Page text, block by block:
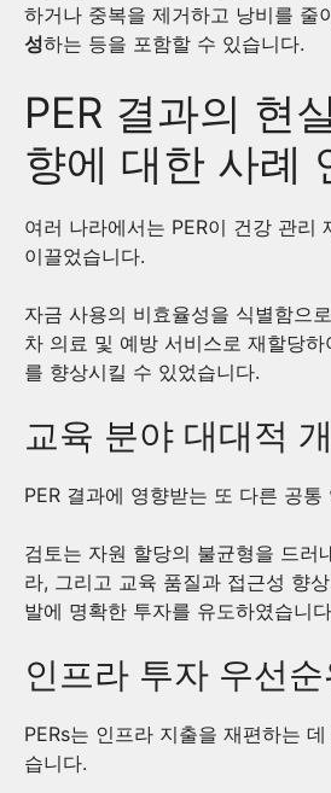
하거나 중복을 제거하고 낭비를 줄
성하는 등을 포함할 수 있습니다.
PER 결과의 현
향에 대한 사례
여러 나라에서는 PER이 건강 관리
이끌었습니다.
자금 사용의 비효율성을 식별함으
차 의료 및 예방 서비스로 재할당
를 향상시킬 수 있었습니다.
교육 분야 대대적
PER 결과에 영향받는 또 다른 공통
검토는 자원 할당의 불균형을 드러
라, 그리고 교육 품질과 접근성 향
발에 명확한 투자를 유도하였습니
인프라 투자 우선순
PERs는 인프라 지출을 재편하는
습니다.